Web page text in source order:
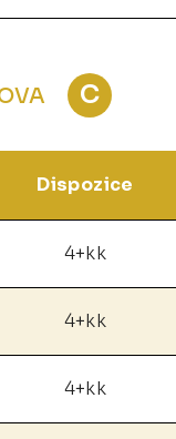
C
Dispozice
4+kk
4+kk
4+kk